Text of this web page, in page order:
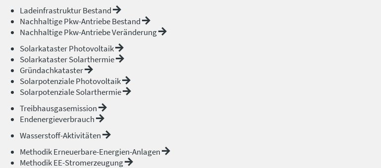
Ladeinfrastruktur Bestand
Nachhaltige Pkw-Antriebe Bestand
Nachhaltige Pkw-Antriebe Veränderung
Solarkataster Photovoltaik
Solarkataster Solarthermie
Gründachkataster
Solarpotenziale Photovoltaik
Solarpotenziale Solarthermie
Treibhausgasemission
Endenergieverbrauch
Wasserstoff-Aktivitäten
Methodik Erneuerbare-Energien-Anlagen
Methodik EE-Stromerzeugung